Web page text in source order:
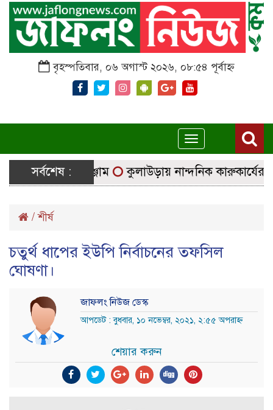
বৃহস্পতিবার, ০৬ অগাস্ট ২০২৬, ০৮:৫৪ পূর্বাহ্ন
Toggle
navigation
সর্বশেষ :
নির্বাচনি সরঞ্জাম কুলাউড়ায় নান্দনিক কারুকার্যের শিব
/শীর্ষ
চতুর্থ ধাপের ইউপি নির্বাচনের তফসিল
ঘোষণা।
জাফলং নিউজ ডেস্ক
আপডেট : বুধবার, ১০ নভেম্বর, ২০২১, ২:৫৫ অপরাহ্ন
শেয়ার করুন